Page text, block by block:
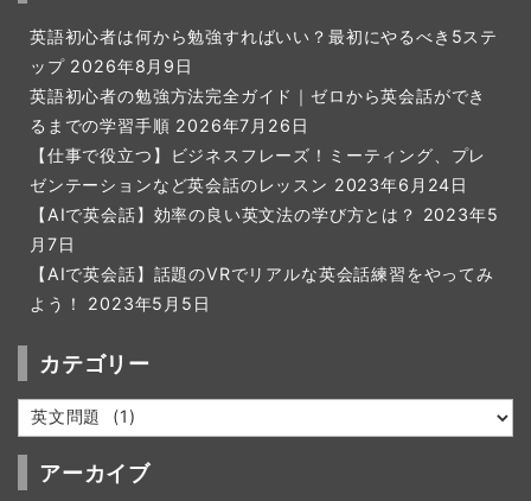
英語初心者は何から勉強すればいい？最初にやるべき5ステ
ップ 2026年8月9日
英語初心者の勉強方法完全ガイド｜ゼロから英会話ができ
るまでの学習手順 2026年7月26日
【仕事で役立つ】ビジネスフレーズ！ミーティング、プレ
ゼンテーションなど英会話のレッスン 2023年6月24日
【AIで英会話】効率の良い英文法の学び方とは？ 2023年5
月7日
【AIで英会話】話題のVRでリアルな英会話練習をやってみ
よう！
2023年5月5日
カテゴリー
カ
テ
ゴ
アーカイブ